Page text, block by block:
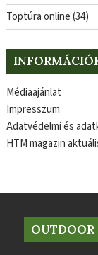
Toptúra online(34)
Médiaajánlat
Impresszum
Adatvédelmi és
HTM magazin
OUTDOOR